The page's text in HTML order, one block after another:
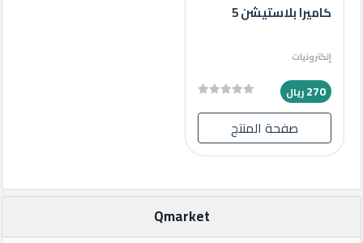
كاميرا بلاستيشن 5
إلكترونيات
270ريال
صفحة المنتج
Qmarket